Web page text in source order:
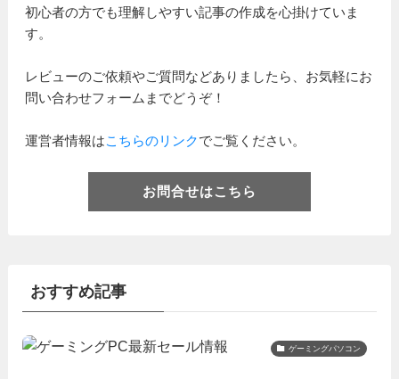
初心者の方でも理解しやすい記事の作成を心掛けていま
す。
レビューのご依頼やご質問などありましたら、お気軽にお
問い合わせフォームまでどうぞ！
運営者情報はこちらのリンクでご覧ください。
お問合せはこちら
おすすめ記事
ゲーミングパソコン